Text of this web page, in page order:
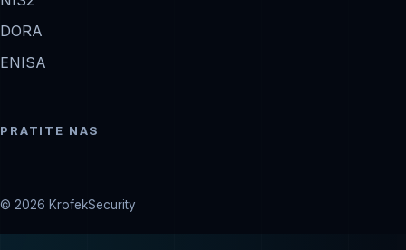
DORA
ENISA
PRATITE NAS
© 2026 KrofekSecurity